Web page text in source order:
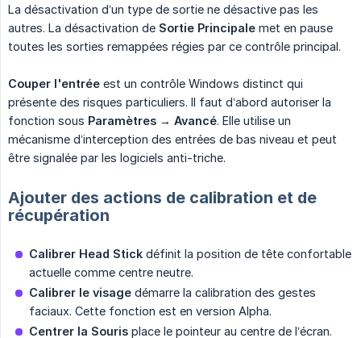
La désactivation d’un type de sortie ne désactive pas les
autres. La désactivation de Sortie Principale met en pause
toutes les sorties remappées régies par ce contrôle principal.
Couper l'entrée est un contrôle Windows distinct qui
présente des risques particuliers. Il faut d’abord autoriser la
fonction sous Paramètres → Avancé. Elle utilise un
mécanisme d’interception des entrées de bas niveau et peut
être signalée par les logiciels anti-triche.
Ajouter des actions de calibration et de
récupération
Calibrer Head Stick définit la position de tête confortable
actuelle comme centre neutre.
Calibrer le visage démarre la calibration des gestes
faciaux. Cette fonction est en version Alpha.
Centrer la Souris place le pointeur au centre de l’écran.